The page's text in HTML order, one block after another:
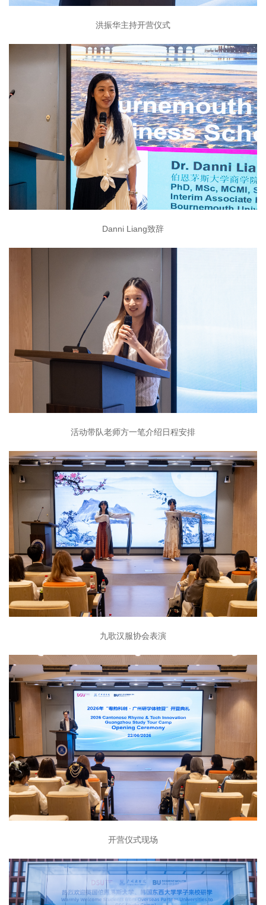
洪振华主持开营仪式
Danni Liang致辞
活动带队老师方一笔介绍日程安排
九歌汉服协会表演
开营仪式现场